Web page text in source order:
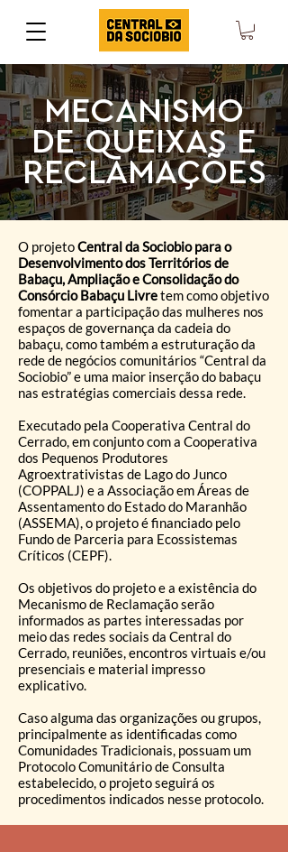
MECANISMO
DE QUEIXAS E
RECLAMAÇÕES
O projetoCentral da Sociobio para o
Desenvolvimento dos Territórios de
Babaçu, Ampliação e Consolidação do
Consórcio Babaçu Livretem como objetivo
fomentar a participação das mulheres nos
espaços de governança da cadeia do
babaçu, como também a estruturação da
rede de negócios comunitários “Central da
Sociobio” e uma maior inserção do babaçu
nas estratégias comerciais dessa rede.
Executado pela Cooperativa Central do
Cerrado, em conjunto com a Cooperativa
dos Pequenos Produtores
Agroextrativistas de Lago do Junco
(COPPALJ) e a Associação em Áreas de
Assentamento do Estado do Maranhão
(ASSEMA), o projeto é financiado pelo
Fundo de Parceria para Ecossistemas
Críticos (CEPF).
Os objetivos do projeto e a existência do
Mecanismo de Reclamação serão
informados as partes interessadas por
meio das redes sociais da Central do
Cerrado, reuniões, encontros virtuais e/ou
presenciais e material impresso
explicativo.
Caso alguma das organizações ou grupos,
principalmente as identificadas como
Comunidades Tradicionais, possuam um
Protocolo Comunitário de Consulta
estabelecido, o projeto seguirá os
procedimentos indicados nesse protocolo.